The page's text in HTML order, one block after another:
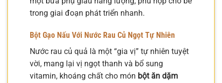
trong giai đoạn phát triển nhanh.
Bột Gạo Nấu Với Nước Rau Củ Ngọt Tự Nhiên
Nước rau củ quả là một “gia vị” tự nhiên tuyệt
vời, mang lại vị ngọt thanh và bổ sung
vitamin, khoáng chất cho món bột ăn dặm